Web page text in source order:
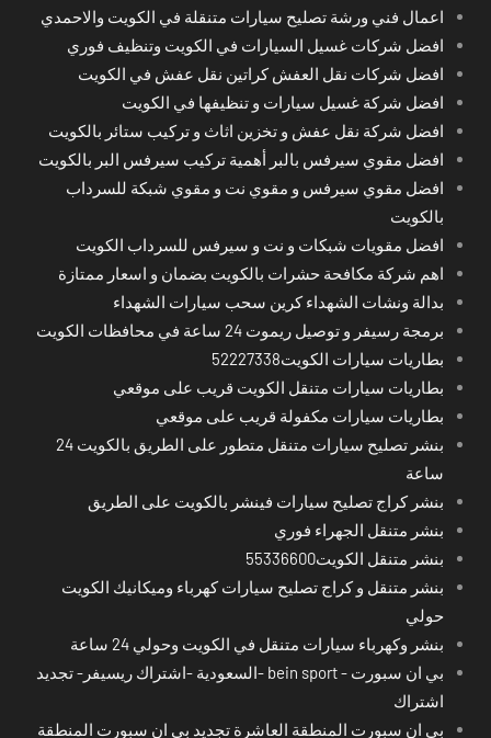
اعمال فني ورشة تصليح سيارات متنقلة في الكويت والاحمدي
افضل شركات غسيل السيارات في الكويت وتنظيف فوري
افضل شركات نقل العفش كراتين نقل عفش في الكويت
افضل شركة غسيل سيارات و تنظيفها في الكويت
افضل شركة نقل عفش و تخزين اثاث و تركيب ستائر بالكويت
افضل مقوي سيرفس بالبر أهمية تركيب سيرفس البر بالكويت
افضل مقوي سيرفس و مقوي نت و مقوي شبكة للسرداب
بالكويت
افضل مقويات شبكات و نت و سيرفس للسرداب الكويت
اهم شركة مكافحة حشرات بالكويت بضمان و اسعار ممتازة
بدالة ونشات الشهداء كرين سحب سيارات الشهداء
برمجة رسيفر و توصيل ريموت 24 ساعة في محافظات الكويت
بطاريات سيارات الكويت52227338
بطاريات سيارات متنقل الكويت قريب على موقعي
بطاريات سيارات مكفولة قريب على موقعي
بنشر تصليح سيارات متنقل متطور على الطريق بالكويت 24
ساعة
بنشر كراج تصليح سيارات فينشر بالكويت على الطريق
بنشر متنقل الجهراء فوري
بنشر متنقل الكويت55336600
بنشر متنقل و كراج تصليح سيارات كهرباء وميكانيك الكويت
حولي
بنشر وكهرباء سيارات متنقل في الكويت وحولي 24 ساعة
بي ان سبورت - bein sport -السعودية -اشتراك ريسيفر- تجديد
اشتراك
بي ان سبورت المنطقة العاشرة تجديد بي ان سبورت المنطقة